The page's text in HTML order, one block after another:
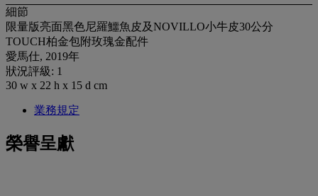
細節
限量版亮面黑色尼羅鱷魚皮及NOVILLO小牛皮30公分
TOUCH柏金包附玫瑰金配件
愛馬仕, 2019年
狀況評級: 1
30 w x 22 h x 15 d cm
業務規定
榮譽呈獻